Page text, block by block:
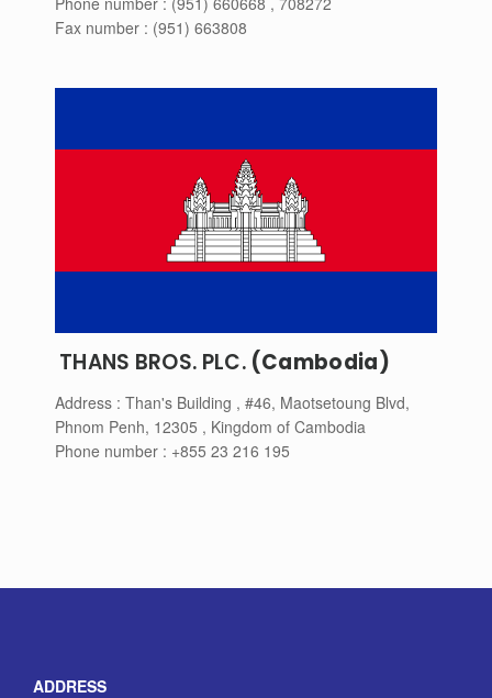
Fax number : (951) 663808
THANS BROS. PLC. (Cambodia)
Address : Than's Building , #46, Maotsetoung Blvd,
Phnom Penh, 12305 , Kingdom of Cambodia
Phone number : +855 23 216 195
ADDRESS